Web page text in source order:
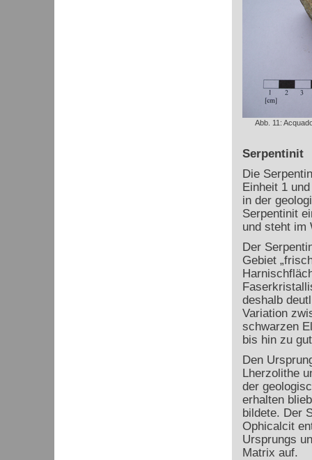
Abb. 11:
Serpentinit
Die
Einheit 1
in der
Serpentinit
und steht im
Der
Gebiet
deshalb
Variation
schwarzen
bis hin zu
Den
Lherzolithe
der
erhalten
bildete. Der
Ophicalcit
Ursprungs
Matrix auf.